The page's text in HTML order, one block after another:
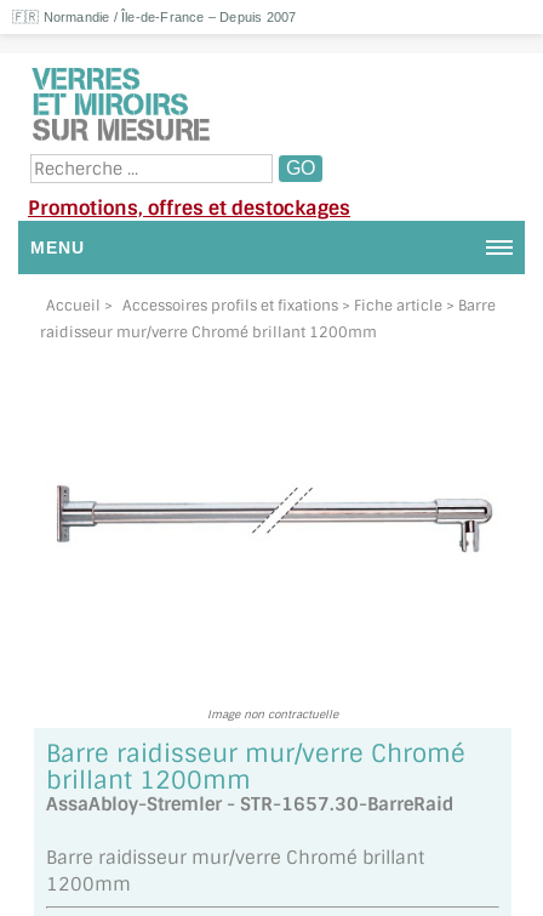
🇫🇷 Normandie / Île-de-France – Depuis 2007
Promotions, offres et destockages
MENU
NOUS CONTACTER
SUIVI DE COMMANDE
MIROIRS VIEILLIS AMBIANCE BRASSERIE
MIROIR VIEILLI
Accueil > Accessoires profils et fixations > Fiche article > Barre
raidisseur mur/verre Chromé brillant 1200mm
Image non contractuelle
Barre raidisseur mur/verre Chromé
brillant 1200mm
AssaAbloy-Stremler - STR-1657.30-BarreRaid
Barre raidisseur mur/verre Chromé brillant
1200mm